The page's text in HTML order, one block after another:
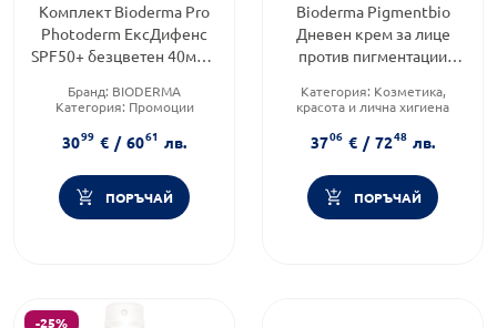
Комплект Bioderma Pro
Photoderm ЕксДифенс
SPF50+ безцветен 40мл +
200 мл
Бранд: BIODERMA
Категория: Промоции
PHOTODERM
3099 € / 6061 лв.
ПОРЪЧАЙ
Bioderma Pigmentbio
Дневен крем за лице
против пигментации
крем за лице против
Категория: Козметика,
красота и лична хигиена
Функционалност:
Пигментация
3706 € / 7248 лв.
ПОРЪЧАЙ
-25%